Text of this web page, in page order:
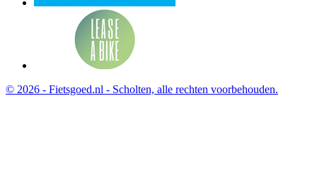
© 2026 - Fietsgoed.nl - Scholten, alle rechten voorbehouden.